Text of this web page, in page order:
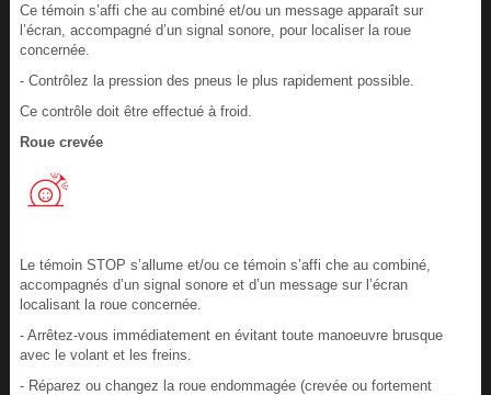
Ce témoin s’affi che au combiné et/ou un message apparaît sur
l’écran, accompagné d’un signal sonore, pour localiser la roue
concernée.
- Contrôlez la pression des pneus le plus rapidement possible.
Ce contrôle doit être effectué à froid.
Roue crevée
Le témoin STOP s’allume et/ou ce témoin s’affi che au combiné,
accompagnés d’un signal sonore et d’un message sur l’écran
localisant la roue concernée.
- Arrêtez-vous immédiatement en évitant toute manoeuvre brusque
avec le volant et les freins.
- Réparez ou changez la roue endommagée (crevée ou fortement